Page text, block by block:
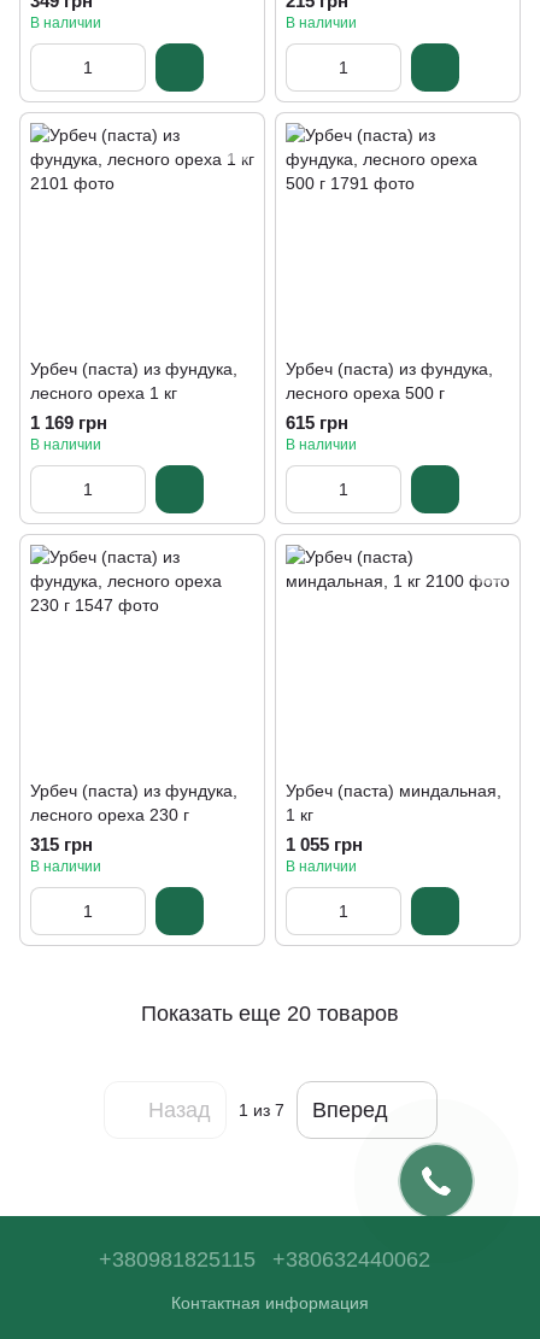
В наличии В наличии
Урбеч (паста) из фундука,
лесного ореха 1 кг
1 169 грн
В наличии
Урбеч (паста) из фундука,
лесного ореха 500 г
615 грн
В наличии
Урбеч (паста) из фундука,
лесного ореха 230 г
315 грн
В наличии
Урбеч (паста) миндальная,
1 кг
1 055 грн
В наличии
Показать еще 20 товаров
Назад 1 из 7 Вперед
+380981825115 +380632440062
Контактная информация